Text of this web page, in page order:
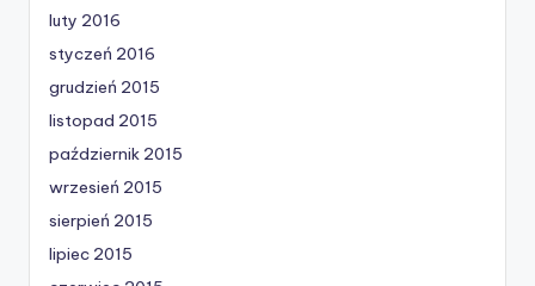
luty 2016
styczeń 2016
grudzień 2015
listopad 2015
październik 2015
wrzesień 2015
sierpień 2015
lipiec 2015